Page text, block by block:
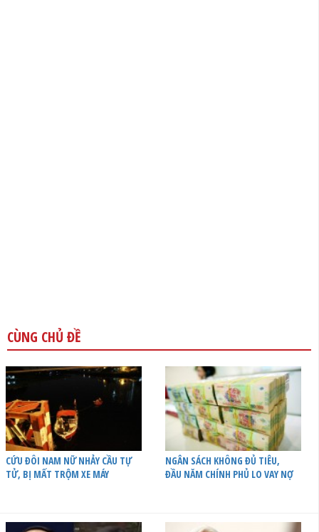
CÙNG CHỦ ĐỀ
CỨU ĐÔI NAM NỮ NHẢY CẦU TỰ
TỬ, BỊ MẤT TRỘM XE MÁY
NGÂN SÁCH KHÔNG ĐỦ TIÊU,
ĐẦU NĂM CHÍNH PHỦ LO VAY NỢ